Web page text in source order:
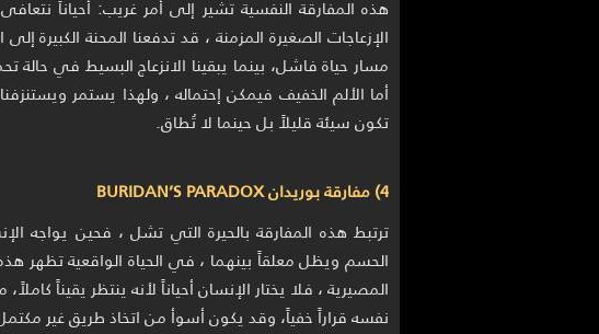
هذه المفارقة النفسية تشير إلى أمر غريب: أحياناً
الإزعاجات الصغيرة المزمنة ، قد تدفعنا المحنة الكبيرة
مسار حياة فاشل، بينما يبقينا الانزعاج البسيط في
أما الألم الخفيف فيمكن إحتماله ، ولهذا يستمر
تكون سيئة قليلاً بل حينما لا تُطاق.
4) مفارقة بوريدان BURIDAN’S PARADOX
ترتبط هذه المفارقة بالحيرة التي تشل ، فحين يواجه
الحسم ويظل معلقاً بينهما ، في الحياة الواقعية تظهر
المصيرية ، فلا يختار الإنسان أحياناً لأنه ينتظر يقيناً
نفسه قراراً خفياً، وقد يكون أسوأ من اتخاذ طريق غير